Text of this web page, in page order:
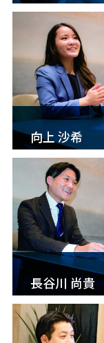
向上 沙希
長谷川 尚貴